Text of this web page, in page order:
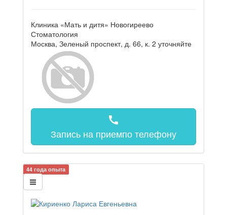
Клиника «Мать и дитя» Новогиреево
Стоматология
Москва, Зеленый проспект, д. 66, к. 2 уточняйте
call
Запись на приемпо телефону
44 года опыта